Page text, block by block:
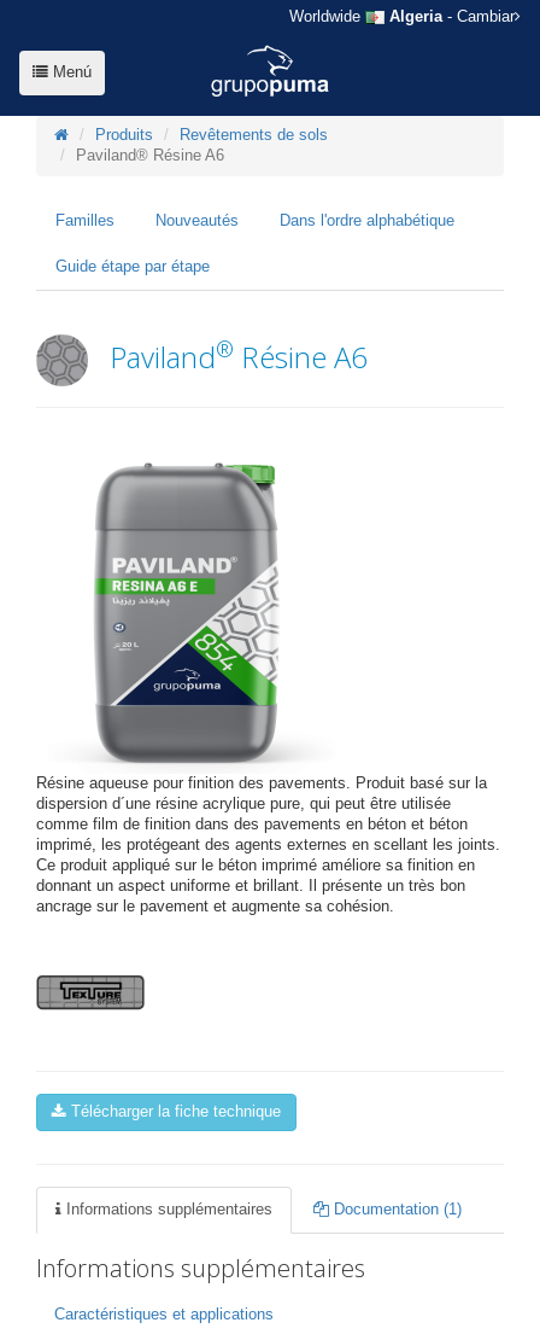
Worldwide Algeria- Cambiar
Menú
Produits
Revêtements de sols
Paviland® Résine A6
Familles Nouveautés Dans l'ordre alphabétique
Guide étape par étape
Paviland® Résine A6
Résine aqueuse pour finition des pavements. Produit basé sur la
dispersion d´une résine acrylique pure, qui peut être utilisée
comme film de finition dans des pavements en béton et béton
imprimé, les protégeant des agents externes en scellant les joints.
Ce produit appliqué sur le béton imprimé améliore sa finition en
donnant un aspect uniforme et brillant. Il présente un très bon
ancrage sur le pavement et augmente sa cohésion.
Télécharger la fiche technique
Informations supplémentaires Documentation (1)
Informations supplémentaires
Caractéristiques et applications